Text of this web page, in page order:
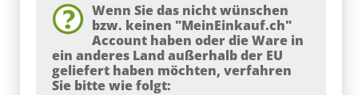
Wenn Sie das nicht wünschen
bzw. keinen "MeinEinkauf.ch"
Account haben oder die Ware in
ein anderes Land außerhalb der EU
geliefert haben möchten, verfahren
Sie bitte wie folgt: